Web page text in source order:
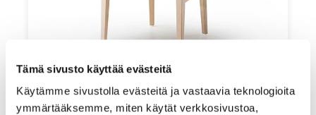
Tämä sivusto käyttää evästeitä
Käytämme sivustolla evästeitä ja vastaavia teknologioita
ymmärtääksemme, miten käytät verkkosivustoa,